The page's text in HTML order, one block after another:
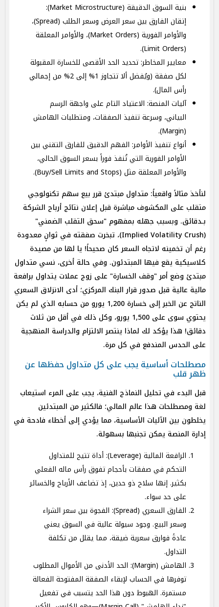
بنية السوق الدقيقة (Market Microstructure):
إتقان الفارق بين سعر العرض وسعر الطلب (Spread)،
والأوامر الفورية (Market Orders)، والأوامر المعلقة
(Limit Orders).
معايير المخاطر: تحديد الحد الأقصى للخسارة المقبولة
لكل صفقة (ويُفضل ألا تتجاوز 1% إلى 2% من إجمالي
رأس المال).
آليات المنصة: الاعتياد التام على واجهة الرسم
البياني، وسرعة تنفيذ الصفقات، ومتطلبات الهامش
(Margin).
أنواع تنفيذ الأوامر: الفهم الدقيق للفارق التقني بين
الأوامر الفورية التي تُنفذ فوراً بسعر السوق الحالي،
والأوامر المعلقة مثل (Buy/Sell Limits and Stops).
لنأخذ مثالاً واقعياً: متداول مبتدئ قرر بيع سهم تكنولوجي
متقلب على المكشوف مباشرة قبل إعلان نتائج أرباح الشركة
بـدقائق. وبسبب جهله بمفهوم "سحق التقلب الضمني"
(Implied Volatility Crush)، تبخرت صفقته في ثوانٍ معدودة
رغم أن تخمينه لاتجاه السعر كان صحيحاً! يا لها من مصيدة
كلاسيكية يقع فيها المبتدئون. وفي حالة أخرى، نسي متداول
مبتدئ وضع أمر "وقف الخسارة" على زوج عملات يتداول برافعة
مالية عالية قبل صدور قرار البنك المركزي؛ أدى الانزلاق السعري
الناتج عن الخبر إلى خسارة 1,200 يورو من حسابه الذي لم يكن
يحتوي سوى على 1,500 يورو، وكل ذلك في أقل من ثلاث
دقائق! هذا يؤكد لك لماذا ينتصر الالتزام والدراسة المنهجية
على الحدس المندفع في كل مرة.
مصطلحات أساسية يجب على كل متداول حفظها عن
ظهر قلب
قبل البدء في تحليل النماذج الفنية، يجب على المرء استيعاب
لغة ومصطلحات هذا عالم المالي؛ فالكثير من المبتدئين
يخلطون بين الآليات الأساسية، مما يؤدي إلى أخطاء فادحة في
إدارة المنصة يمكن تجنبها بسهولة.
الرافعة المالية (Leverage): أداة تتيح للمتداول
التحكم في صفقات بأحجام تفوق رأس ماله الفعلي
بكثير. إنها سلاح ذو حدين، إذ تضاعف الأرباح والخسائر
على حد سواء.
الفارق السعري (Spread): الفجوة بين سعر الشراء
وسعر البيع. وجود سيولة عالية في السوق يعني
عادةً فوارق سعرية ضيقة، مما يقلل من تكلفة
التداول.
الهامش (Margin): الحد الأدنى من الأموال المطلوب
توفرها في الحساب لإبقاء الصفقة المفتوحة الفعالة
مستمرة. الهبوط دون هذا الحد يتسبب في تفعيل